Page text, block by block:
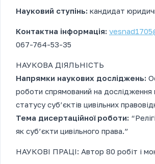
Науковий ступінь: кандидат
Контактна інформація:
067-764-53-35
НАУКОВА ДІЯЛЬНІСТЬ
Напрямки наукових досліджень:
роботи спрямований на дослідження
статусу суб’єктів цивільних
Тема дисертаційної роботи:
як суб’єкти цивільного права.”
НАУКОВІ ПРАЦІ: Автор 80 робіт і